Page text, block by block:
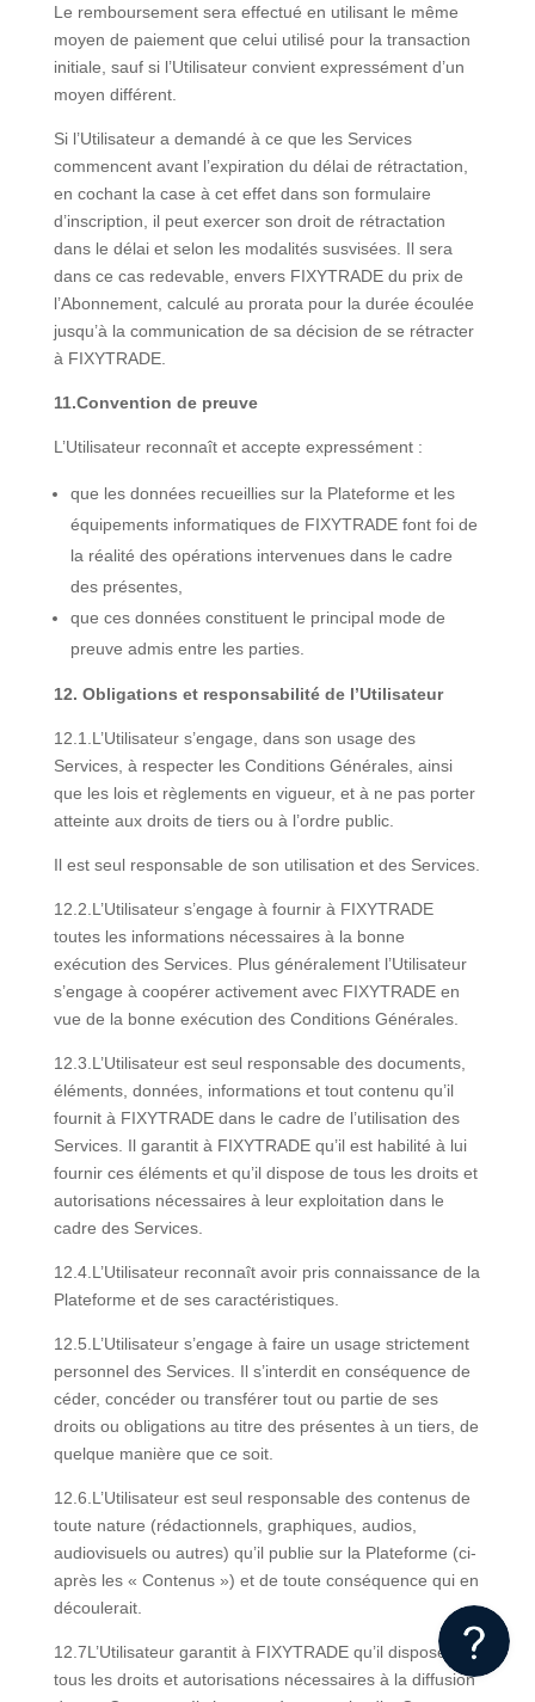
Le remboursement sera effectué en utilisant le même
moyen de paiement que celui utilisé pour la transaction
initiale, sauf si l’Utilisateur convient expressément d’un
moyen différent.
Si l’Utilisateur a demandé à ce que les Services
commencent avant l’expiration du délai de rétractation,
en cochant la case à cet effet dans son formulaire
d’inscription, il peut exercer son droit de rétractation
dans le délai et selon les modalités susvisées. Il sera
dans ce cas redevable, envers FIXYTRADE du prix de
l’Abonnement, calculé au prorata pour la durée écoulée
jusqu’à la communication de sa décision de se rétracter
à FIXYTRADE.
11.Convention de preuve
L’Utilisateur reconnaît et accepte expressément :
que les données recueillies sur la Plateforme et les
équipements informatiques de FIXYTRADE font foi de
la réalité des opérations intervenues dans le cadre
des présentes,
que ces données constituent le principal mode de
preuve admis entre les parties.
12. Obligations et responsabilité de l’Utilisateur
12.1.L’Utilisateur s’engage, dans son usage des
Services, à respecter les Conditions Générales, ainsi
que les lois et règlements en vigueur, et à ne pas porter
atteinte aux droits de tiers ou à l’ordre public.
Il est seul responsable de son utilisation et des Services.
12.2.L’Utilisateur s’engage à fournir à FIXYTRADE
toutes les informations nécessaires à la bonne
exécution des Services. Plus généralement l’Utilisateur
s’engage à coopérer activement avec FIXYTRADE en
vue de la bonne exécution des Conditions Générales.
12.3.L’Utilisateur est seul responsable des documents,
éléments, données, informations et tout contenu qu’il
fournit à FIXYTRADE dans le cadre de l’utilisation des
Services. Il garantit à FIXYTRADE qu’il est habilité à lui
fournir ces éléments et qu’il dispose de tous les droits et
autorisations nécessaires à leur exploitation dans le
cadre des Services.
12.4.L’Utilisateur reconnaît avoir pris connaissance de la
Plateforme et de ses caractéristiques.
12.5.L’Utilisateur s’engage à faire un usage strictement
personnel des Services. Il s’interdit en conséquence de
céder, concéder ou transférer tout ou partie de ses
droits ou obligations au titre des présentes à un tiers, de
quelque manière que ce soit.
12.6.L’Utilisateur est seul responsable des contenus de
toute nature (rédactionnels, graphiques, audios,
audiovisuels ou autres) qu’il publie sur la Plateforme (ci-
après les « Contenus ») et de toute conséquence qui en
découlerait.
12.7L’Utilisateur garantit à FIXYTRADE qu’il dispose de
tous les droits et autorisations nécessaires à la diffusion